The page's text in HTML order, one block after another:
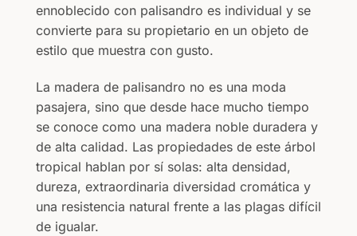
ennoblecido con palisandro es individual y se
convierte para su propietario en un objeto de
estilo que muestra con gusto.
La madera de palisandro no es una moda
pasajera, sino que desde hace mucho tiempo
se conoce como una madera noble duradera y
de alta calidad. Las propiedades de este árbol
tropical hablan por sí solas: alta densidad,
dureza, extraordinaria diversidad cromática y
una resistencia natural frente a las plagas difícil
de igualar.